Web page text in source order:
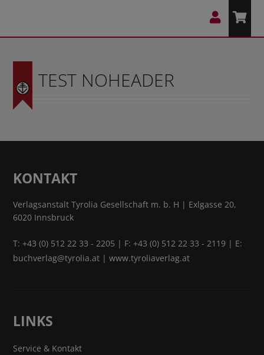
TEST NOHEADER
KONTAKT
Verlagsanstalt Tyrolia Gesellschaft m. b. H | Exlgasse 20,
6020 Innsbruck
T:+43 (0) 512 22 33 - 2205 | F: +43 (0) 512 22 33 - 2119 | E:
buchverlag@tyrolia.at |www.tyroliaverlag.at
LINKS
Service & Kontakt